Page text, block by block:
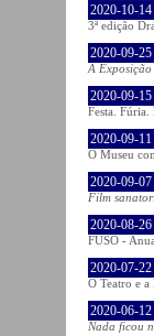
2020-10-14
3ª edição
2020-09-25
A
2020-09-15
Festa.
2020-09-11
O Museu
2020-09-07
Film
2020-08-26
FUSO -
2020-07-22
O Teatro e
2020-06-12
Nada ficou